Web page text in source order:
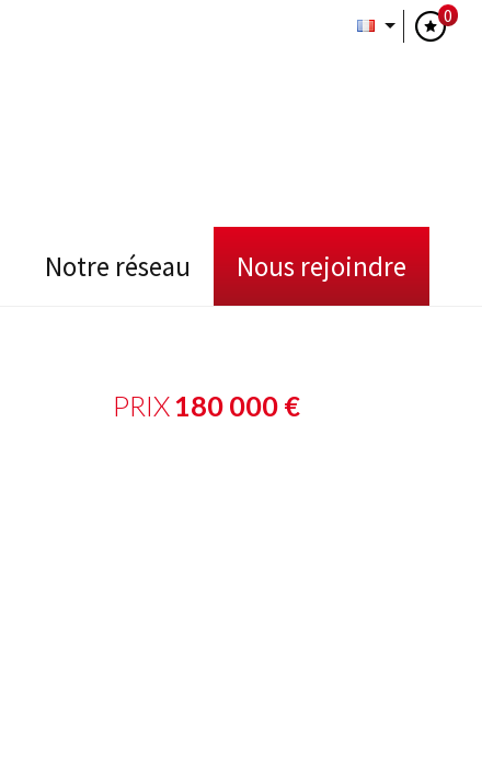
0
notre réseau nous rejoindre
PRIX180 000 €